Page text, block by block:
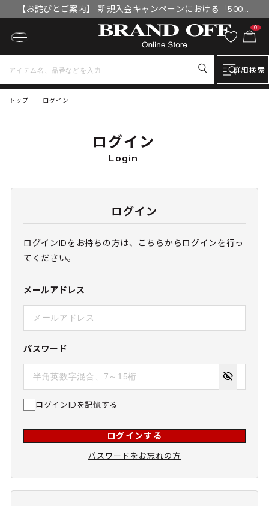
【お詫びとご案内】 新規入会キャンペーンにおける「500円
OFFクーポン」付与漏れと補填について
0
詳細検索
トップ ログイン
ログイン
Login
ログイン
ログインIDをお持ちの方は、こちらからログインを行っ
てください。
メールアドレス
パスワード
ログインIDを記憶する
ログインする
パスワードをお忘れの方